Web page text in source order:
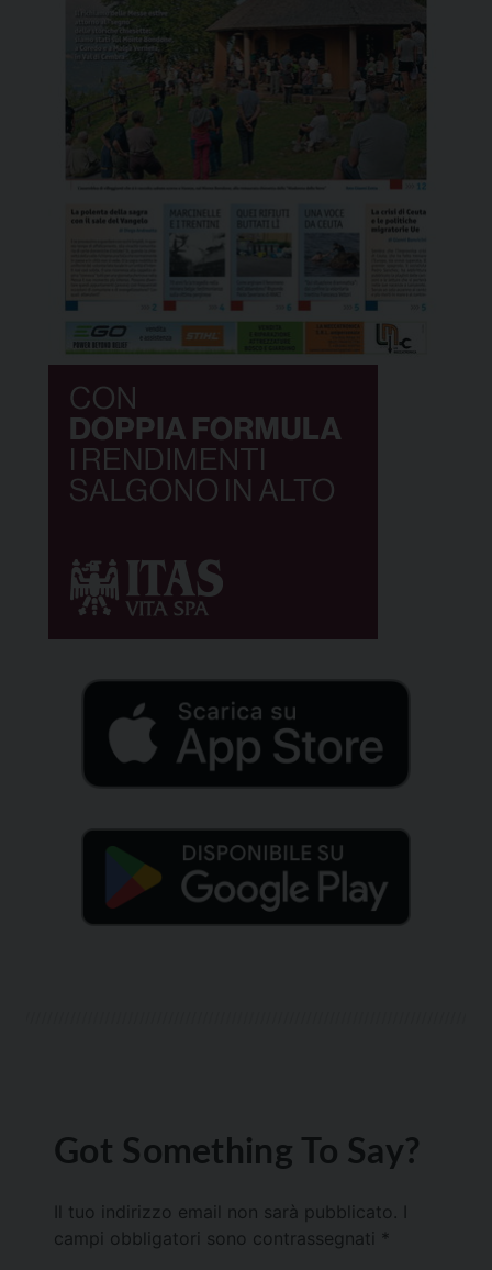
Got Something To Say?
Il tuo indirizzo email non sarà pubblicato.
campi obbligatori sono contrassegnati *